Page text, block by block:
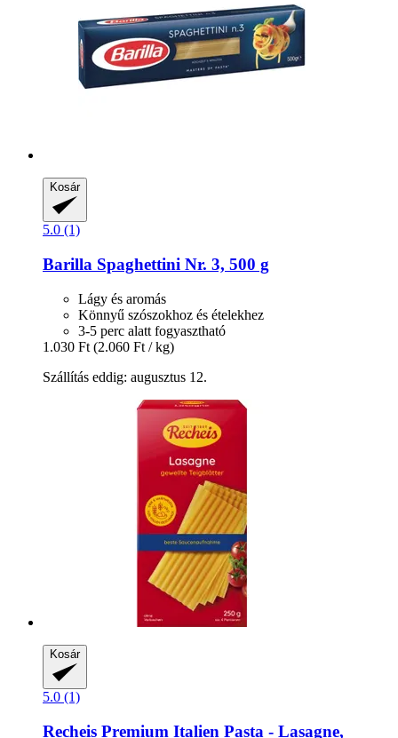
Kosár
5.0 (1)
Barilla Spaghettini Nr. 3, 500 g
Lágy és aromás
Könnyű szószokhoz és ételekhez
3-5 perc alatt fogyasztható
1.030 Ft (2.060 Ft / kg)
Szállítás eddig: augusztus 12.
Kosár
5.0 (1)
Recheis Premium Italien Pasta -​ Lasagne,